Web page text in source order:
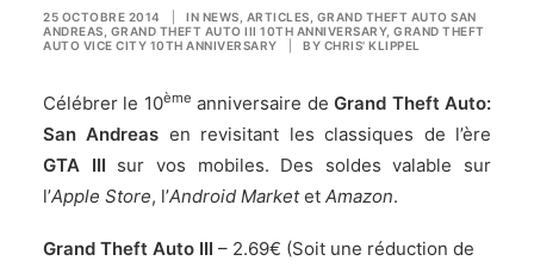
25 OCTOBRE 2014 IN NEWS ARTICLES GRAND THEFT AUTO SAN
ANDREAS GRAND THEFT AUTO III 10TH ANNIVERSARY, GRAND THEFT
AUTO VICE CITY 10TH ANNIVERSARY
BY CHRIS' KLIPPEL
Célébrer le 10ème anniversaire deGrand Theft Auto:
San Andreas en revisitant les classiques de l’ère
GTA III sur vos mobiles. Des soldes valable sur
l’Apple Store, l’Android Marketet Amazon.
Grand Theft Auto III – 2.69€ (Soit une réduction de